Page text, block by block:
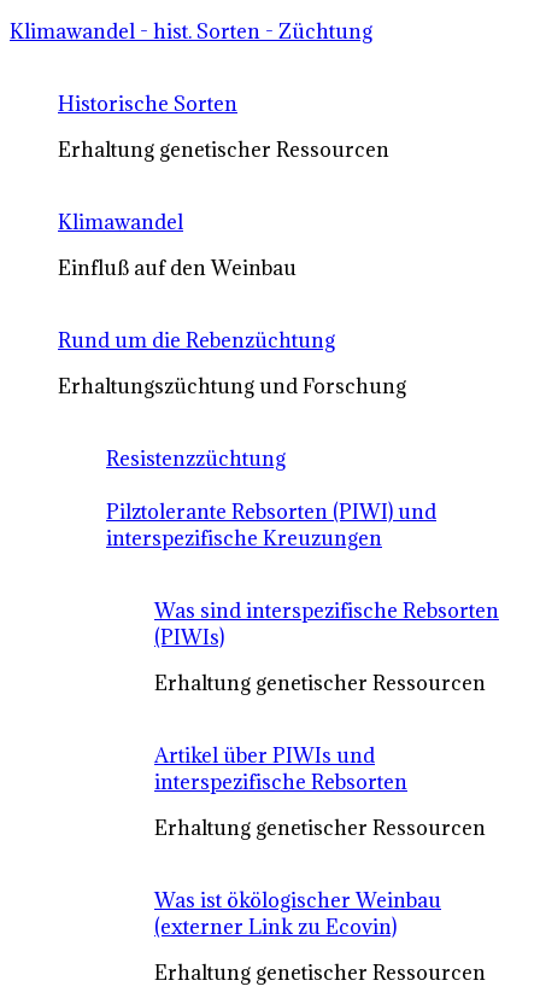
Klimawandel - hist. Sorten - Züchtung
Historische Sorten
Erhaltung genetischer Ressourcen
Klimawandel
Einfluß auf den Weinbau
Rund um die Rebenzüchtung
Erhaltungszüchtung und Forschung
Resistenzzüchtung
Pilztolerante Rebsorten (PIWI) und
interspezifische Kreuzungen
Was sind interspezifische Rebsorten
(PIWIs)
Erhaltung genetischer Ressourcen
Artikel über PIWIs und
interspezifische Rebsorten
Erhaltung genetischer Ressourcen
Was ist ökölogischer Weinbau
(externer Link zu Ecovin)
Erhaltung genetischer Ressourcen